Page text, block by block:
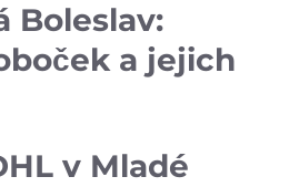
Boleslav:
a jejich
v Mladé